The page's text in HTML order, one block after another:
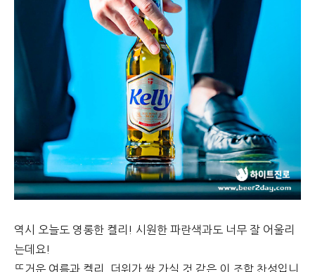
역시 오늘도 영롱한 켈리! 시원한 파란색과도 너무 잘 어울리
는데요!
뜨거운 여름과 켈리, 더위가 싹 가실 것 같은 이 조합 찬성입니